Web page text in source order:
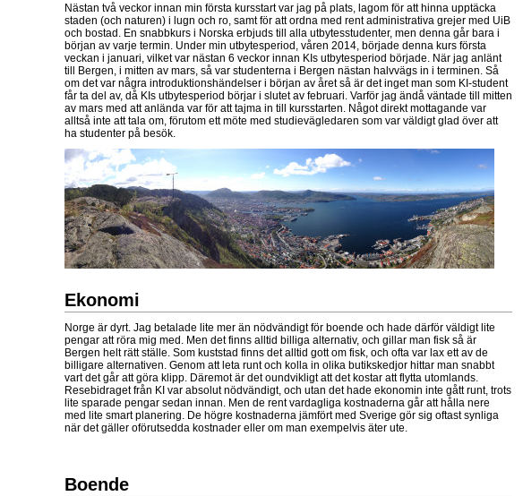
Nästan två veckor innan min första kursstart var jag på plats, lagom för att hinna upptäcka
staden (och naturen) i lugn och ro, samt för att ordna med rent administrativa grejer med UiB
och bostad. En snabbkurs i Norska erbjuds till alla utbytesstudenter, men denna går bara i
början av varje termin. Under min utbytesperiod, våren 2014, började denna kurs första
veckan i januari, vilket var nästan 6 veckor innan KIs utbytesperiod började. När jag anlänt
till Bergen, i mitten av mars, så var studenterna i Bergen nästan halvvägs in i terminen. Så
om det var några introduktionshändelser i början av året så är det inget man som KI-student
får ta del av, då KIs utbytesperiod börjar i slutet av februari. Varför jag ändå väntade till mitten
av mars med att anlända var för att tajma in till kursstarten. Något direkt mottagande var
alltså inte att tala om, förutom ett möte med studievägledaren som var väldigt glad över att
ha studenter på besök.
Ekonomi
Norge är dyrt. Jag betalade lite mer än nödvändigt för boende och hade därför väldigt lite
pengar att röra mig med. Men det finns alltid billiga alternativ, och gillar man fisk så är
Bergen helt rätt ställe. Som kuststad finns det alltid gott om fisk, och ofta var lax ett av de
billigare alternativen. Genom att leta runt och kolla in olika butikskedjor hittar man snabbt
vart det går att göra klipp. Däremot är det oundvikligt att det kostar att flytta utomlands.
Resebidraget från KI var absolut nödvändigt, och utan det hade ekonomin inte gått runt, trots
lite sparade pengar sedan innan. Men de rent vardagliga kostnaderna går att hålla nere
med lite smart planering. De högre kostnaderna jämfört med Sverige gör sig oftast synliga
när det gäller oförutsedda kostnader eller om man exempelvis äter ute.
Boende